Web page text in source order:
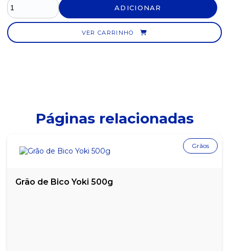
TINTA GUACHE ACRILEX 6 CORES - 15ML
TINTA PARA CARIMBO AZUL RADEX 40ML
ADICIONAR
VER CARRINHO
Páginas relacionadas
Grão de Bico Yoki 500g
Grãos